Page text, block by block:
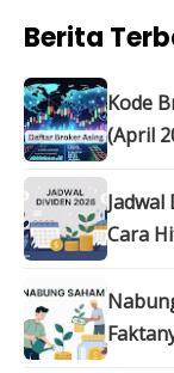
Berita
Kode
(April
Cara